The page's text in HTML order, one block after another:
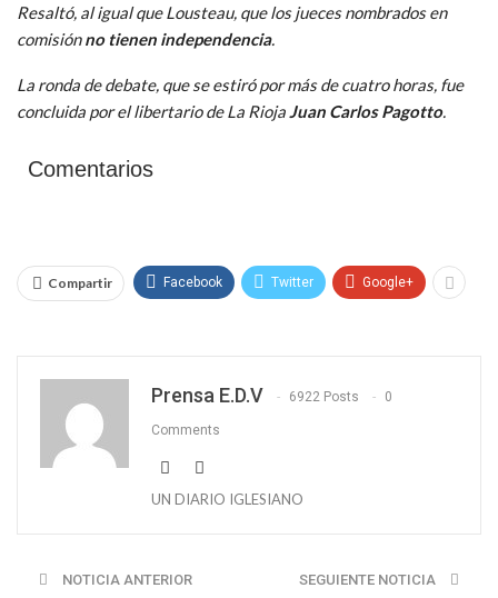
Resaltó, al igual que Lousteau, que los jueces nombrados en
comisiónno tienen independencia.
La ronda de debate, que se estiró por más de cuatro horas, fue
concluida por el libertario de La RiojaJuan Carlos Pagotto.
Comentarios
Compartir Facebook Twitter Google+
Prensa E.D.V 6922 Posts 0
Comments
UN DIARIO IGLESIANO
NOTICIA ANTERIOR SEGUIENTE NOTICIA